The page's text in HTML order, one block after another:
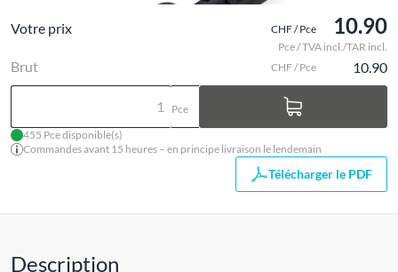
Votre prix CHF / Pce 10.90
Pce / TVA incl./TAR incl.
Brut CHF / Pce 10.90
Pce
455 Pce disponible(s)
Commandes avant 15 heures – en principe livraison le lendemain
Télécharger le PDF
Description